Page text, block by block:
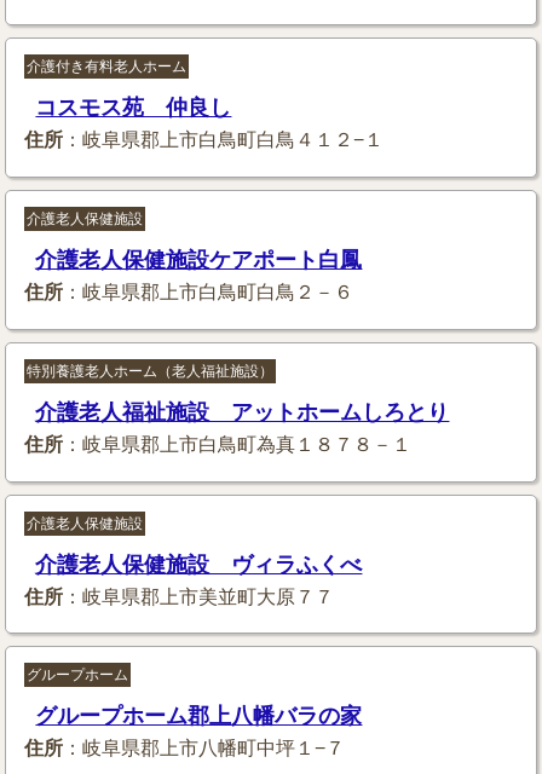
介護付き有料老人ホーム
コスモス苑 仲良し
住所 ：岐阜県郡上市白鳥町白鳥４１２−１
介護老人保健施設
介護老人保健施設ケアポート白鳳
住所 ：岐阜県郡上市白鳥町白鳥２－６
特別養護老人ホーム（老人福祉施設）
介護老人福祉施設 アットホームしろとり
住所 ：岐阜県郡上市白鳥町為真１８７８－１
介護老人保健施設
介護老人保健施設 ヴィラふくべ
住所 ：岐阜県郡上市美並町大原７７
グループホーム
グループホーム郡上八幡バラの家
住所 ：岐阜県郡上市八幡町中坪１−７